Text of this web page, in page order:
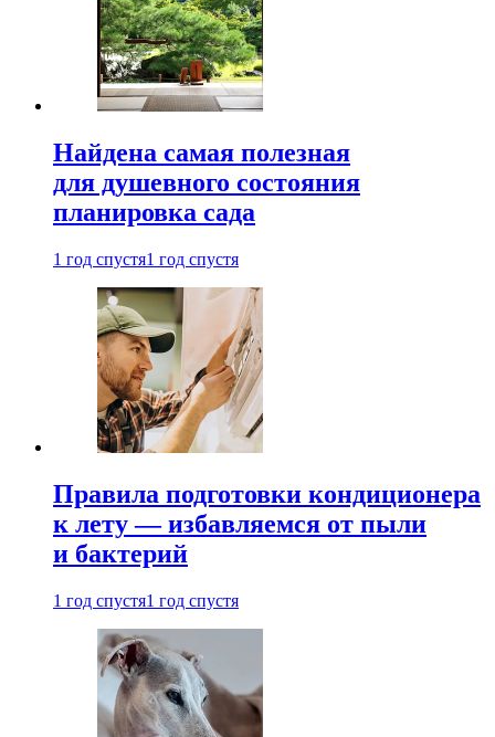
Найдена самая полезная
для душевного состояния
планировка сада
1 год спустя1 год спустя
Правила подготовки кондиционера
к лету — избавляемся от пыли
и бактерий
1 год спустя1 год спустя